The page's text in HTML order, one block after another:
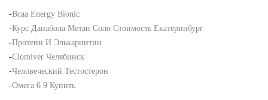
-Bcaa Energy Bionic
-Курс Данабола Метан Соло Стоимость Екатеринбург
-Протеин И Элькарнитин
-Clomiver Челябинск
-Человеческий Тестостерон
-Омега 6 9 Купить